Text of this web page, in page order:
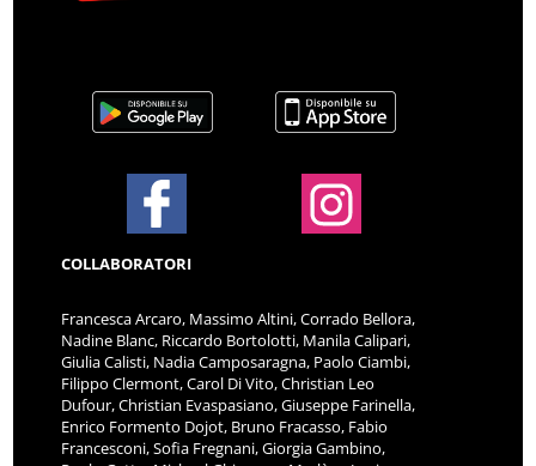
COLLABORATORI
Francesca Arcaro, Massimo Altini, Corrado Bellora,
Nadine Blanc, Riccardo Bortolotti, Manila Calipari,
Giulia Calisti, Nadia Camposaragna, Paolo Ciambi,
Filippo Clermont, Carol Di Vito, Christian Leo
Dufour, Christian Evaspasiano, Giuseppe Farinella,
Enrico Formento Dojot, Bruno Fracasso, Fabio
Francesconi, Sofia Fregnani, Giorgia Gambino,